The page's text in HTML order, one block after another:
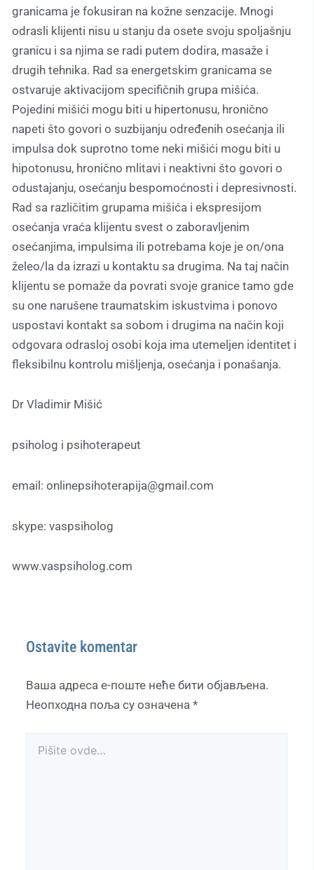
granicama je fokusiran na kožne senzacije. Mnogi
odrasli klijenti nisu u stanju da osete svoju spoljašnju
granicu i sa njima se radi putem dodira, masaže i
drugih tehnika. Rad sa energetskim granicama se
ostvaruje aktivacijom specifičnih grupa mišića.
Pojedini mišići mogu biti u hipertonusu, hronično
napeti što govori o suzbijanju određenih osećanja ili
impulsa dok suprotno tome neki mišići mogu biti u
hipotonusu, hronično mlitavi i neaktivni što govori o
odustajanju, osećanju bespomoćnosti i depresivnosti.
Rad sa različitim grupama mišića i ekspresijom
osećanja vraća klijentu svest o zaboravljenim
osećanjima, impulsima ili potrebama koje je on/ona
želeo/la da izrazi u kontaktu sa drugima. Na taj način
klijentu se pomaže da povrati svoje granice tamo gde
su one narušene traumatskim iskustvima i ponovo
uspostavi kontakt sa sobom i drugima na način koji
odgovara odrasloj osobi koja ima utemeljen identitet i
fleksibilnu kontrolu mišljenja, osećanja i ponašanja.
Dr Vladimir Mišić
psiholog i psihoterapeut
email: onlinepsihoterapija@gmail.com
skype: vaspsiholog
www.vaspsiholog.com
Ostavite komentar
Ваша адреса е-поште неће бити објављена.
Неопходна поља су означена *